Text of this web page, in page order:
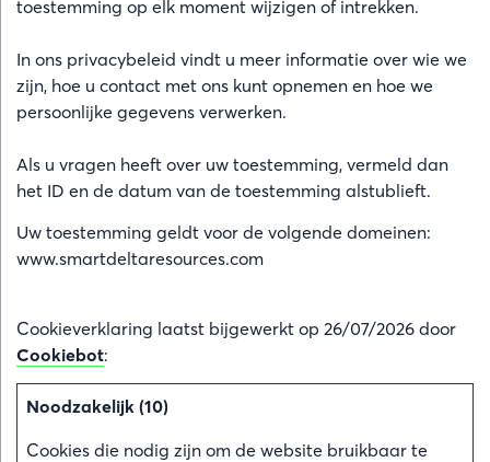
toestemming op elk moment wijzigen of intrekken.
In ons privacybeleid vindt u meer informatie over wie we
zijn, hoe u contact met ons kunt opnemen en hoe we
persoonlijke gegevens verwerken.
Als u vragen heeft over uw toestemming, vermeld dan
het ID en de datum van de toestemming alstublieft.
Uw toestemming geldt voor de volgende domeinen:
www.smartdeltaresources.com
Cookieverklaring laatst bijgewerkt op 26/07/2026 door
Cookiebot:
Noodzakelijk (10)
Cookies die nodig zijn om de website bruikbaar te